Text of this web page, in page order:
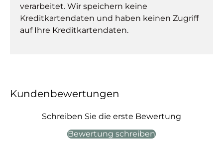
verarbeitet. Wir speichern keine
Kreditkartendaten und haben keinen Zugriff
auf Ihre Kreditkartendaten.
Kundenbewertungen
Schreiben Sie die erste Bewertung
Bewertung schreiben